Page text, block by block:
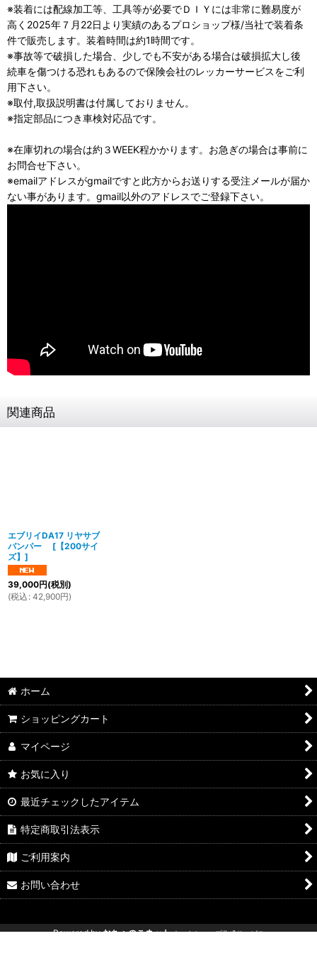
※装着には配線加工等、工具等が必要でＤＩＹには非常に難易度が
高く2025年７月22日より実績のあるプロショップ様/当社で装着条
件で販売します。装着時間は約1時間です。
※事故等で破損した場合、少しでも不安がある場合は破損拡大し後
続車を傷つける恐れもあるので保険会社のレッカーサービスをご利
用下さい。
※取付,取扱説明書は付属しておりません。
※指定部品につき車検対応品です。
※在庫切れの場合は約３WEEK程かかります。お急ぎの場合は事前に
お問合せ下さい。
※emailアドレスがgmailですと此方からお送りする受注メールが届か
ない事があります。gmail以外のアドレスでご登録下さい。
関連商品
エブリイDA17 リヤサブ
バンパー
[ 【200サイ
ズ】 ]
39,000円(税別)
(税込 : 42,900円)
ホーム
ショッピングカート
マイページ
お気に入り
最近チェックしたアイテム
特定商取引法表示
ご利用案内
お問い合わせ
Powered byおちゃのこネット ネットショップ作成サービス